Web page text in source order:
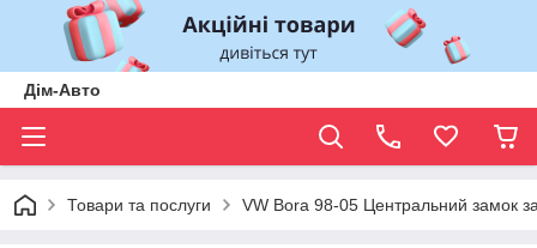
Дім-Авто
Товари та послуги VW Bora 98-05 Центральний замок